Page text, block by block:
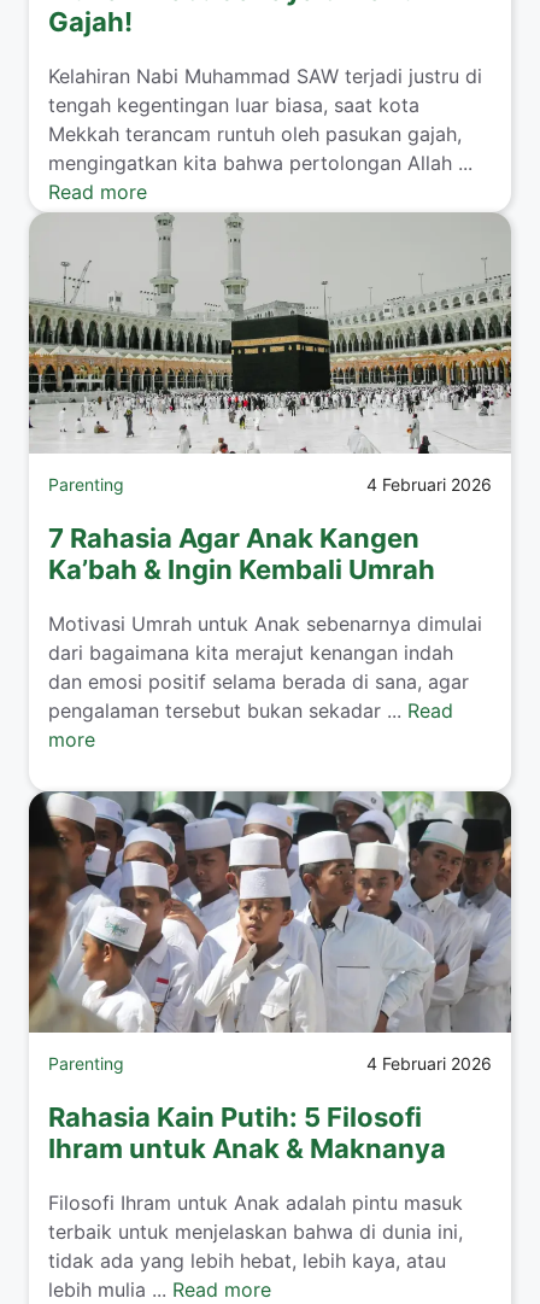
Gajah!
​Kelahiran Nabi Muhammad SAW terjadi justru di
tengah kegentingan luar biasa, saat kota
Mekkah terancam runtuh oleh pasukan gajah,
mengingatkan kita bahwa pertolongan Allah ...
Read more
Parenting 4 Februari 2026
7 Rahasia Agar Anak Kangen
Ka’bah & Ingin Kembali Umrah
​Motivasi Umrah untuk Anak sebenarnya dimulai
dari bagaimana kita merajut kenangan indah
dan emosi positif selama berada di sana, agar
pengalaman tersebut bukan sekadar ... Read
more
Parenting 4 Februari 2026
Rahasia Kain Putih: 5 Filosofi
Ihram untuk Anak & Maknanya
​Filosofi Ihram untuk Anak adalah pintu masuk
terbaik untuk menjelaskan bahwa di dunia ini,
tidak ada yang lebih hebat, lebih kaya, atau
lebih mulia ... Read more